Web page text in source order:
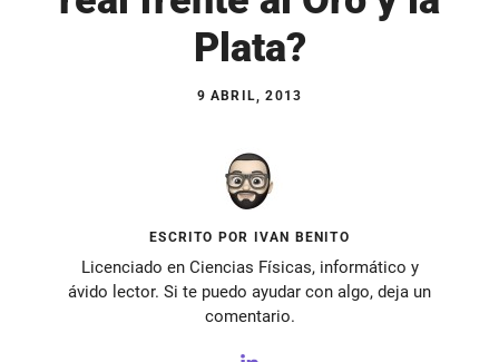
Plata?
9 ABRIL, 2013
ESCRITO POR IVAN BENITO
Licenciado en Ciencias Físicas, informático y
ávido lector. Si te puedo ayudar con algo, deja un
comentario.